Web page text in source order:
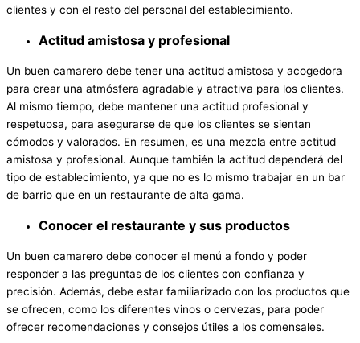
clientes y con el resto del personal del establecimiento.
Actitud amistosa y profesional
Un buen camarero debe tener una actitud amistosa y acogedora
para crear una atmósfera agradable y atractiva para los clientes.
Al mismo tiempo, debe mantener una actitud profesional y
respetuosa, para asegurarse de que los clientes se sientan
cómodos y valorados. En resumen, es una mezcla entre actitud
amistosa y profesional. Aunque también la actitud dependerá del
tipo de establecimiento, ya que no es lo mismo trabajar en un bar
de barrio que en un restaurante de alta gama.
Conocer el restaurante y sus productos
Un buen camarero debe conocer el menú a fondo y poder
responder a las preguntas de los clientes con confianza y
precisión. Además, debe estar familiarizado con los productos que
se ofrecen, como los diferentes vinos o cervezas, para poder
ofrecer recomendaciones y consejos útiles a los comensales.